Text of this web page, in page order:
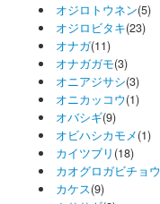
オジロトウネン(5)
オジロビタキ(23)
オナガ(11)
オナガガモ(3)
オニアジサシ(3)
オニカッコウ(1)
オバシギ(9)
オビハシカモメ(1)
カイツブリ (18)
カオグロガビチョウ
カケス(9)